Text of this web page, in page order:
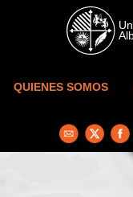
Skip to main content
QUIENES SOMOS